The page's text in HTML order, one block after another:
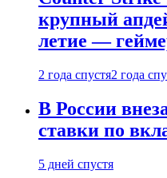
крупный
летие —
2 года спустя2 года
В России
ставки по
5 дней спустя